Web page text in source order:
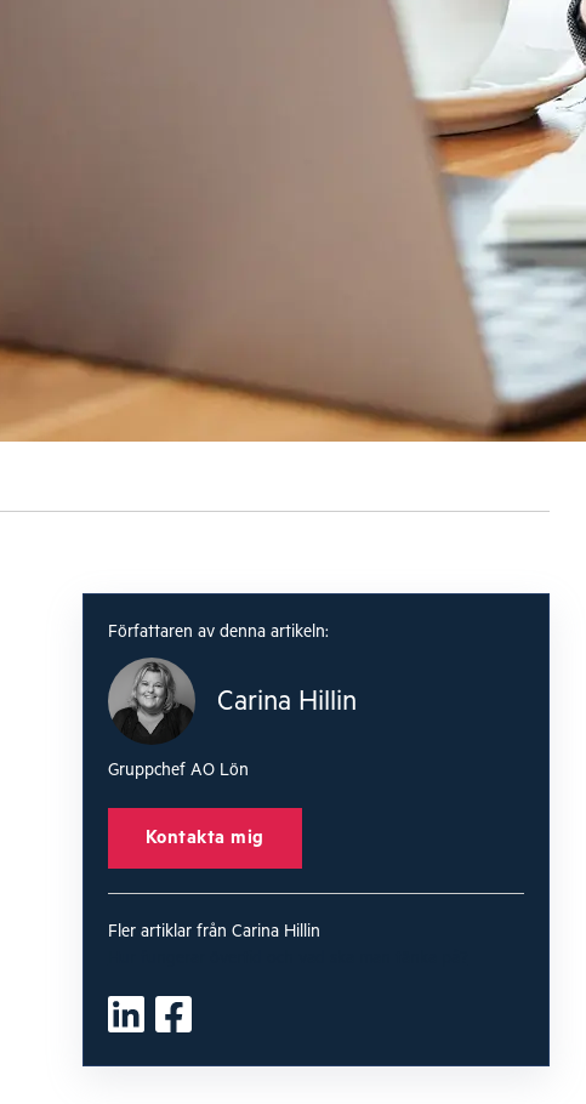
Författaren av denna artikeln:
Carina Hillin
Gruppchef AO Lön
Kontakta mig
Fler artiklar från Carina Hillin